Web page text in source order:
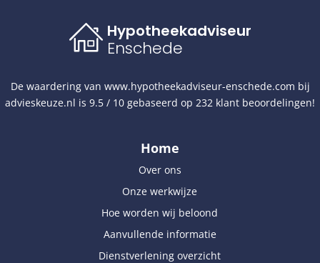
Hypotheekadviseur
Enschede
De waardering van www.hypotheekadviseur-enschede.com bij
advieskeuze.nl is 9.5 / 10 gebaseerd op 232 klant beoordelingen!
Home
Over ons
Onze werkwijze
Hoe worden wij beloond
Aanvullende informatie
Dienstverlening overzicht